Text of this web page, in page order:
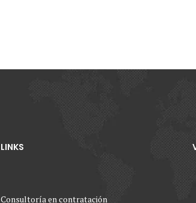
LINKS
Consultoría en contratación